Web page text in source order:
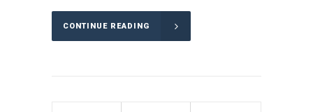
CONTINUE READING